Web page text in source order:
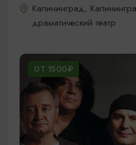
Калининград,
драматический театр
ОТ 1500₽